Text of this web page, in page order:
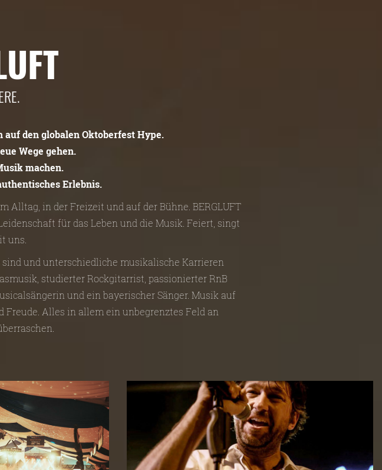
den globalen Oktoberfest Hype.
Wege gehen.
machen.
Erlebnis.
Alltag, in der Freizeit und auf der Bühne. BERGLUFT
für das Leben und die Musik. Feiert, singt
uns.
und unterschiedliche musikalische Karrieren
studierter Rockgitarrist, passionierter RnB
und ein bayerischer Sänger. Musik auf
Alles in allem ein unbegrenztes Feld an